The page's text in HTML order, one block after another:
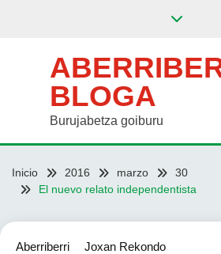
BLOGA
Burujabetza goiburu
Inicio 2016 marzo
30
El nuevo relato independentista
Aberriberri Joxan Rekondo